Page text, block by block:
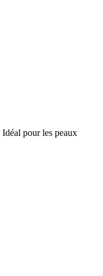
Idéal pour les peaux